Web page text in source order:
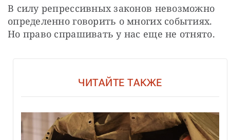
В силу репрессивных законов невозможно
определенно говорить о многих событиях.
Но право спрашивать у нас еще не отнято.
ЧИТАЙТЕ ТАКЖЕ